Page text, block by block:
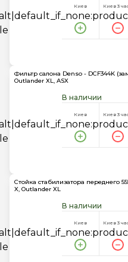
Киев Киев 3
Фильтр салона Denso - DCF344K
Outlander XL, ASX
В наличии
Киев Киев 3
Стойка стабилизатора переднего
X, Outlander XL
В наличии
Киев Киев 3